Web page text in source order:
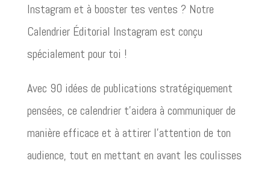
Instagram et à booster tes ventes ? Notre
Calendrier Éditorial Instagram est conçu
spécialement pour toi !
Avec 90 idées de publications stratégiquement
pensées, ce calendrier t’aidera à communiquer de
manière efficace et à attirer l’attention de ton
audience, tout en mettant en avant les coulisses